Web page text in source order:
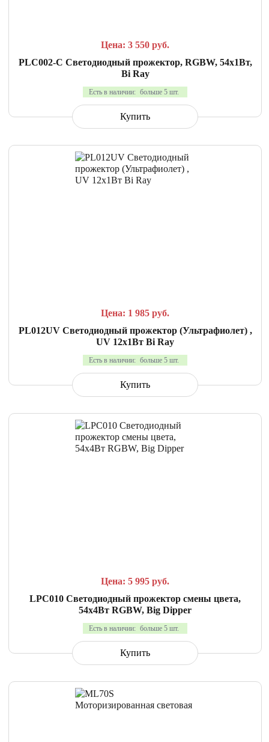
Цена: 3 550 руб.
PLC002-C Светодиодный прожектор, RGBW, 54х1Вт,
Bi Ray
Есть в наличии: больше 5 шт.
Купить
Цена: 1 985 руб.
PL012UV Светодиодный прожектор (Ультрафиолет) ,
UV 12x1Вт Bi Ray
Есть в наличии: больше 5 шт.
Купить
Цена: 5 995 руб.
LPC010 Светодиодный прожектор смены цвета,
54х4Вт RGBW, Big Dipper
Есть в наличии: больше 5 шт.
Купить